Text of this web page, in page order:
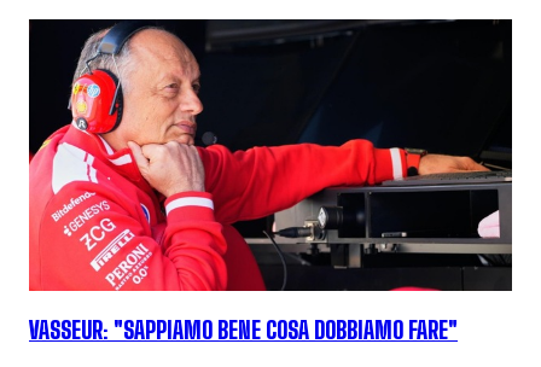
VASSEUR: "SAPPIAMO BENE COSA DOBBIAMO FARE"